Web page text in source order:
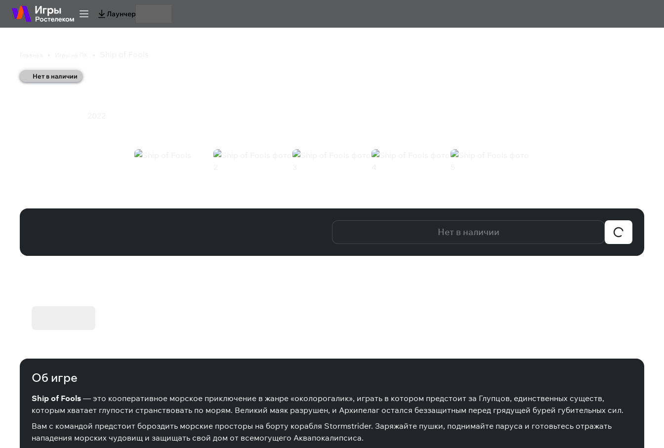
Лаунчер
Нет в наличии
Нет в наличии
Об игре
Ship of Fools — это кооперативное морское приключение в жанре «околорогалик», играть в котором предстоит за Глупцов, единственных существ,
которым хватает глупости странствовать по морям. Великий маяк разрушен, и Архипелаг остался беззащитным перед грядущей бурей губительных сил.
Вам с командой предстоит бороздить морские просторы на борту корабля Stormstrider. Заряжайте пушки, поднимайте паруса и готовьтесь отражать
нападения морских чудовищ и защищать свой дом от всемогущего Аквапокалипсиcа.